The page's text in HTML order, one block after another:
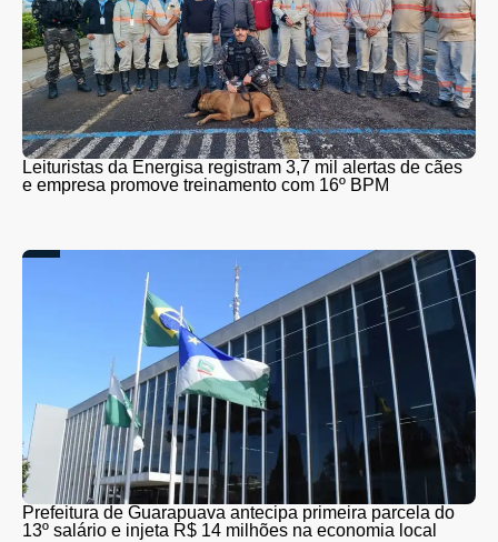
Leituristas da Energisa registram 3,7 mil alertas de cães
e empresa promove treinamento com 16º BPM
Prefeitura de Guarapuava antecipa primeira parcela do
13º salário e injeta R$ 14 milhões na economia local